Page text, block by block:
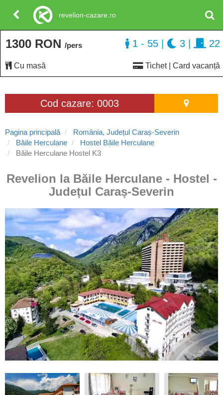
Cod cazare: 0003
Pagina principală
România, Județul Caraș-Severin
Băile Herculane
Hostel Băile Herculane
Băile Herculane Hostel K3
Revelion la Băile Herculane - Hostel -
Județul Caraș-Severin
1300 RON /pers
Cu masă Tichet | Card vacanță
1 - 55 3 22
revelion-cazare.ro